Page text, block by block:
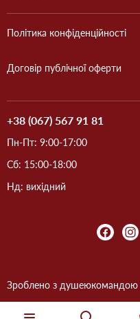
Політика конфіденційності
Договір публічної оферти
+38 (067) 567 91 81
Пн-Пт: 9:00-17:00
Сб: 15:00-18:00
Нд: вихідний
Зроблено з душеюкомандою